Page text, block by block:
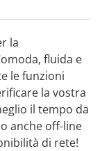
la
fluida e
le funzioni
la vostra
il tempo da
anche off-line
di rete!